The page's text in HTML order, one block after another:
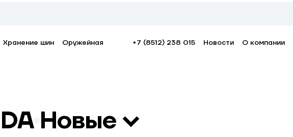
Хранение шин Оружейная +7 (8512) 238 015 Новости О компании
Новые